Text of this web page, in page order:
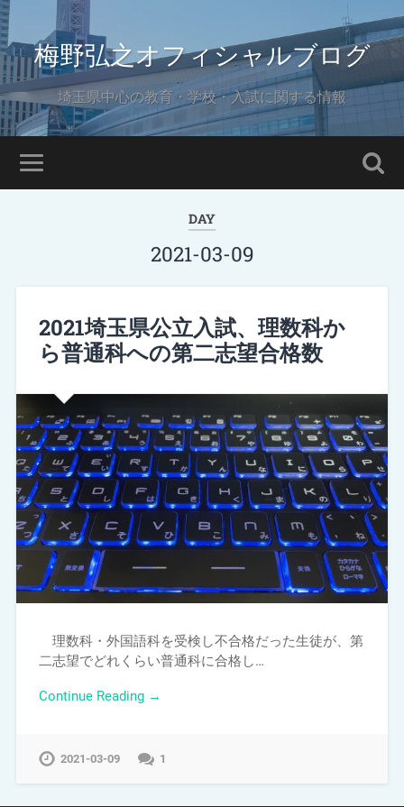
梅野弘之オフィシャルブログ
埼玉県中心の教育・学校・入試に関する情報
DAY
2021-03-09
2021埼玉県公立入試、理数科か
ら普通科への第二志望合格数
理数科・外国語科を受検し不合格だった生徒が、第
二志望でどれくらい普通科に合格し…
Continue Reading →
2021-03-09 1